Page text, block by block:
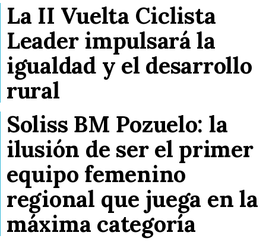
La II Vuelta Ciclista
Leader impulsará la
igualdad y el desarrollo
rural
Soliss BM Pozuelo: la
ilusión de ser el primer
equipo femenino
regional que juega en la
máxima categoría